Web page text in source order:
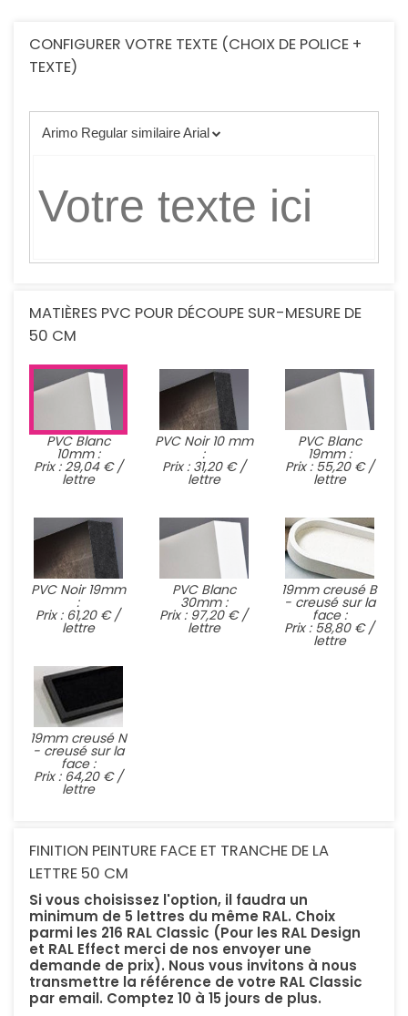
CONFIGURER VOTRE TEXTE (CHOIX DE POLICE +
TEXTE)
Arimo Regular similaire Arial
MATIÈRES PVC POUR DÉCOUPE SUR-MESURE DE
50 CM
PVC Blanc
10mm :
Prix : 29,04 € /
lettre
PVC Noir 10 mm
:
Prix : 31,20 € /
lettre
PVC Blanc
19mm :
Prix : 55,20 € /
lettre
PVC Noir 19mm
:
Prix : 61,20 € /
lettre
PVC Blanc
30mm :
Prix : 97,20 € /
lettre
19mm creusé B
- creusé sur la
face :
Prix : 58,80 € /
lettre
19mm creusé N
- creusé sur la
face :
Prix : 64,20 € /
lettre
FINITION PEINTURE FACE ET TRANCHE DE LA
LETTRE 50 CM
Si vous choisissez l'option, il faudra un
minimum de 5 lettres du même RAL. Choix
parmi les 216 RAL Classic (Pour les RAL Design
et RAL Effect merci de nos envoyer une
demande de prix). Nous vous invitons à nous
transmettre la référence de votre RAL Classic
par email. Comptez 10 à 15 jours de plus.